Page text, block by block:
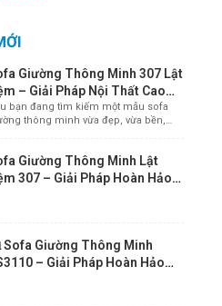
Giường Thông Minh 307 Lật
– Giải Pháp Nội Thất Cao
Cho Căn Hộ Chung Cư Hiện
bạn đang tìm kiếm một mẫu sofa
thông minh vừa đẹp, vừa bền,
Giường Thông Minh Lật
307 – Giải Pháp Hoàn Hảo
Giường Thông Minh
– Giải Pháp Hoàn Hảo